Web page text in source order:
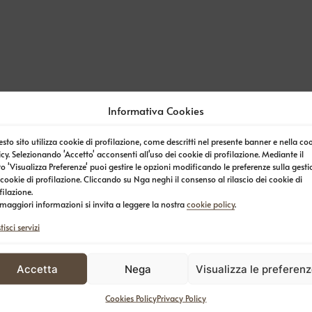
Informativa Cookies
sito utilizza cookie di profilazione, come descritti nel presente banner e nella
Selezionando 'Accetto' acconsenti all'uso dei cookie di profilazione. Mediante il
'Visualizza Preferenze' puoi gestire le opzioni modificando le preferenze sulla
di profilazione. Cliccando su Nga neghi il consenso al rilascio dei cookie di
maggiori informazioni si invita a leggere la nostracookie policy.
servizi
Accetta Nega Visualizza le
Cookies PolicyPrivacy Policy